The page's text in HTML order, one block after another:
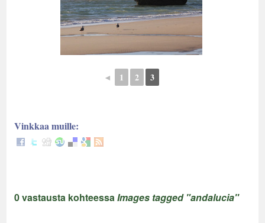
◄ 1 2 3
Vinkkaa muille:
0 vastausta kohteessaImages tagged "andalucia"